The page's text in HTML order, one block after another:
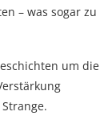
– was sogar zu
um die